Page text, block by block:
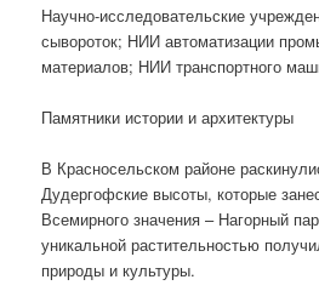
Научно-исследовательские
сывороток; НИИ автоматизации
материалов; НИИ транспортного
Памятники истории и архитектуры
В Красносельском районе
Дудергофские высоты, которые
Всемирного значения – Нагорный
уникальной растительностью
природы и культуры.